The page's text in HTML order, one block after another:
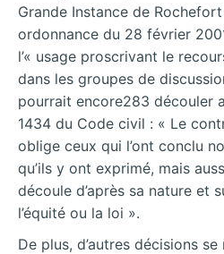
Grande Instance de
ordonnance du 28 février
l’« usage proscrivant le
dans les groupes de
pourrait encore283 découler
1434 du Code civil : « Le
oblige ceux qui l’ont conclu
qu’ils y ont exprimé, mais
découle d’après sa nature et
l’équité ou la loi ».
De plus, d’autres décisions